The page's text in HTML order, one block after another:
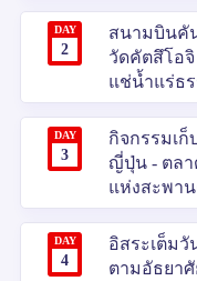
DAY
2
สนามบินคั
วัดคัตสึโอจิ
แช่น้ำแร่ธ
DAY
3
กิจกรรมเก็
ญี่ปุ่น - ตลา
แห่งสะพา
DAY
4
อิสระเต็ม
ตามอัธยาศั